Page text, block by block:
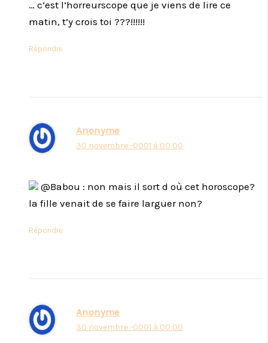
… c’est l’horreurscope que je viens de lire ce
matin, t’y crois toi ???!!!!!!
Répondre
Anonyme
30 novembre -0001 à 00:00
@Babou : non mais il sort d où cet horoscope?
la fille venait de se faire larguer non?
Répondre
Anonyme
30 novembre -0001 à 00:00